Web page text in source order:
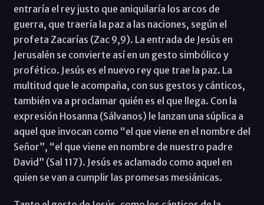
entraría el rey justo que aniquilaría los arcos de
guerra, que traería la paz a las naciones, según el
profeta Zacarías (Zac 9,9). La entrada de Jesús en
Jerusalén se convierte así en un gesto simbólico y
profético. Jesús es el nuevo rey que trae la paz. La
multitud que le acompaña, con sus gestos y cánticos,
también va a proclamar quién es el que llega. Con la
expresión Hosanna (Sálvanos) le lanzan una súplica a
aquel que invocan como “el que viene en el nombre del
Señor”, “el que viene en nombre de nuestro padre
David” (Sal 117). Jesús es aclamado como aquel en
quien se van a cumplir las promesas mesiánicas.